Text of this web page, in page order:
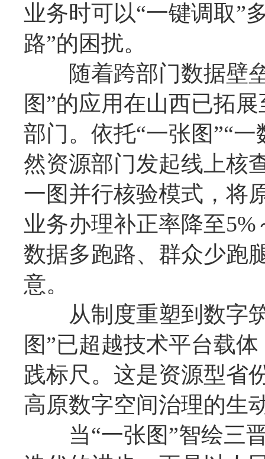
业务时可以“一键调取”
路”的困扰。
随着跨部门数据壁垒
图”的应用在山西已拓
部门。依托“一张图”“
然资源部门发起线上核
一图并行核验模式，将
业务办理补正率降至
数据多跑路、群众少跑
意。
从制度重塑到数字筑
图”已超越技术平台载
践标尺。这是资源型省
高原数字空间治理的生
当“一张图”智绘三晋